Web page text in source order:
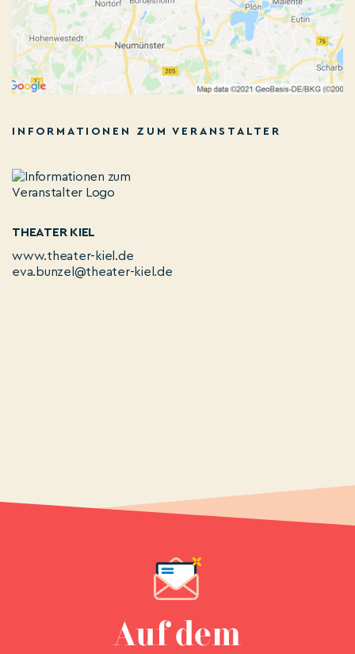
INFORMATIONEN ZUM VERANSTALTER
THEATER KIEL
www.theater-kiel.de
eva.bunzel@theater-kiel.de
Auf dem